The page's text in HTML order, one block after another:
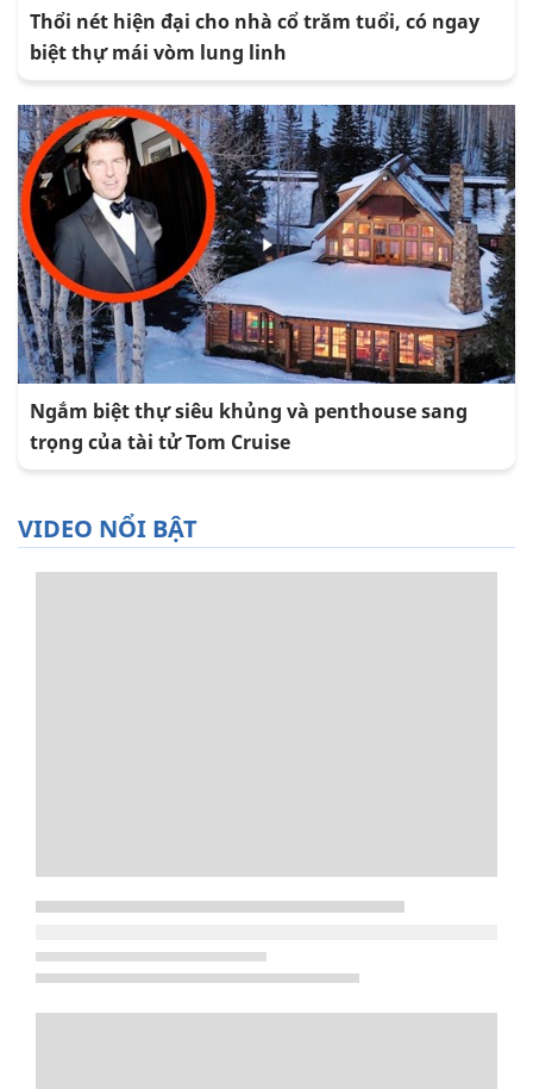
Thổi nét hiện đại cho nhà cổ trăm tuổi, có ngay
biệt thự mái vòm lung linh
Ngắm biệt thự siêu khủng và penthouse sang
trọng của tài tử Tom Cruise
VIDEO NỔI BẬT